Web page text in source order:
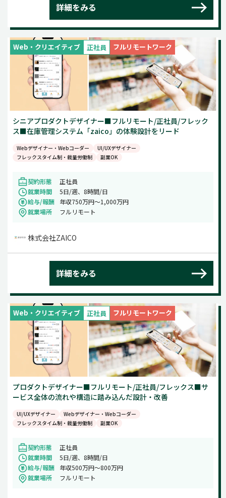
詳細をみる
Web・クリエイティブ 正社員 フルリモートワーク
シニアプロダクトデザイナー■フルリモート/正社員/フレック
ス■在庫管理システム「zaico」の体験設計をリード
Webデザイナー・Webコーダー
UI/UXデザイナー
フレックスタイム制・裁量労働制
副業OK
契約形態
正社員
就業時間
5日/週、8時間/日
給与/報酬
年収750万円〜1,000万円
就業場所
フルリモート
株式会社ZAICO
詳細をみる
Web・クリエイティブ 正社員 フルリモートワーク
プロダクトデザイナー■フルリモート/正社員/フレックス■サ
ービス全体の流れや構造に踏み込んだ設計・改善
UI/UXデザイナー
Webデザイナー・Webコーダー
フレックスタイム制・裁量労働制
副業OK
契約形態
正社員
就業時間
5日/週、8時間/日
給与/報酬
年収500万円〜800万円
就業場所
フルリモート